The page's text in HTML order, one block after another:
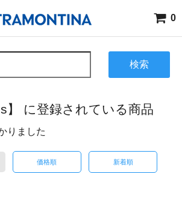
0
検索
】 に登録されている商品
りました
価格順 新着順